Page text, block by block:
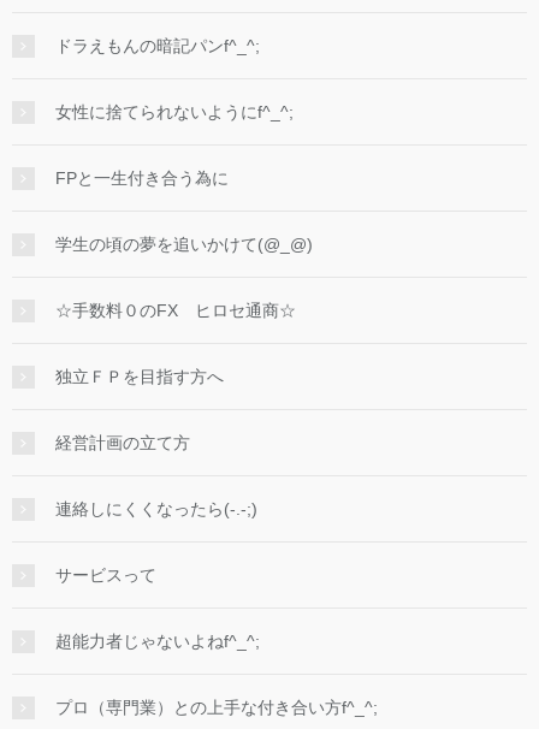
ドラえもんの暗記パンf^_^;
女性に捨てられないようにf^_^;
FPと一生付き合う為に
学生の頃の夢を追いかけて(@_@)
☆手数料０のFX ヒロセ通商☆
独立ＦＰを目指す方へ
経営計画の立て方
連絡しにくくなったら(-.-;)
サービスって
超能力者じゃないよねf^_^;
プロ（専門業）との上手な付き合い方f^_^;